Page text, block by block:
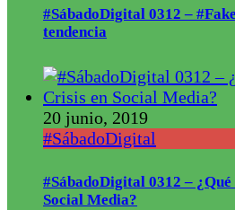
#SábadoDigital 0312 –
tendencia
20 junio, 2019
#SábadoDigital
#SábadoDigital 0312 –
Social Media?